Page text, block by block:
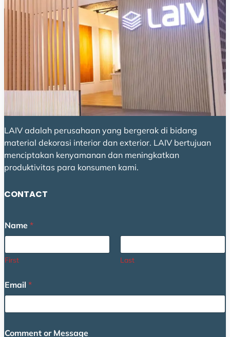
LAIV adalah perusahaan yang bergerak di bidang
material dekorasi interior dan exterior. LAIV bertujuan
menciptakan kenyamanan dan meningkatkan
produktivitas para konsumen kami.
CONTACT
Name *
First Last
o
m
e
Email *
Comment or Message